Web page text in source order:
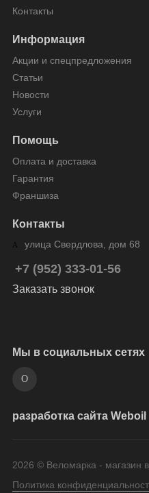
Контакты
Информация
Акции и спецпредложения
Статьи
Новости
Услуги
Помощь
Оплата и доставка
Гарантия
Франшиза
Контакты
улица Свердлова, дом 68
+7 (952) 333-01-56
Заказать звонок
Мы в социальных сетях
разработка сайта Weboil
2026 © Веломарка - магазин
Политика